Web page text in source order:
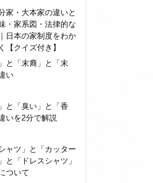
家・大本家の違いと
・家系図・法律的な
日本の家制度をわか
【クイズ付き】
と「末裔」と「末
い
と「臭い」と「香
いを2分で解説
ャツ」と「カッター
と「ドレスシャツ」
ついて